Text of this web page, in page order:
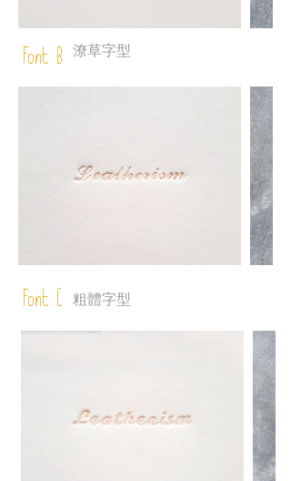
Font B 潦草字型
Font C 粗體字型